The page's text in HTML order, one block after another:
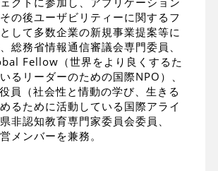
の後ユーザビリティーに関するフ
して多数企業の新規事業提案等に
総務省情報通信審議会専門委員、
Fellow（世界をより良くするた
るリーダーのための国際NPO）、
員（社会性と情動の学び、生きる
るために活動している国際アライ
非認知教育専門家委員会委員、
メンバーを兼務。